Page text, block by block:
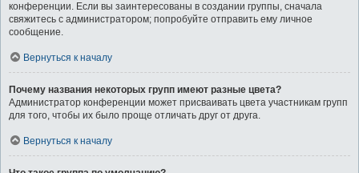
конференции. Если вы заинтересованы в создании группы, сначала
свяжитесь с администратором; попробуйте отправить ему личное
сообщение.
Вернуться к началу
Почему названия некоторых групп имеют разные цвета?
Администратор конференции может присваивать цвета участникам групп
для того, чтобы их было проще отличать друг от друга.
Вернуться к началу